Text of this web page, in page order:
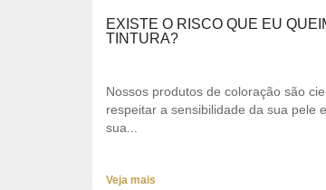
EXISTE O RISCO QUE EU
TINTURA?
Nossos produtos de coloração são
respeitar a sensibilidade da sua pele
sua...
Veja mais